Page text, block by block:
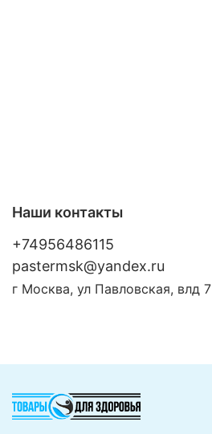
Наши контакты
+74956486115
pastermsk@yandex.ru
г Москва, ул Павловская, влд 7